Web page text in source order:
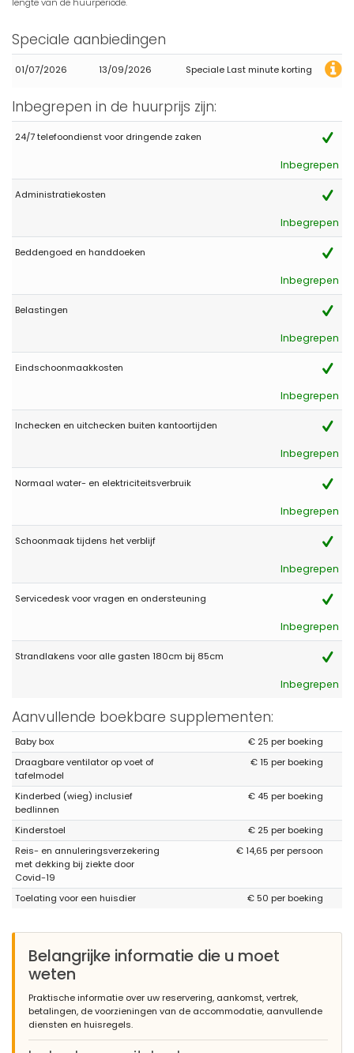
Speciale aanbiedingen
01/07/2026 13/09/2026 Speciale Last minute korting
Inbegrepen in de huurprijs zijn:
24/7 telefoondienst voor dringende zaken
Inbegrepen
Administratiekosten
Inbegrepen
Beddengoed en handdoeken
Inbegrepen
Belastingen
Inbegrepen
Eindschoonmaakkosten
Inbegrepen
Inchecken en uitchecken buiten kantoortijden
Inbegrepen
Normaal water- en elektriciteitsverbruik
Inbegrepen
Schoonmaak tijdens het verblijf
Inbegrepen
Servicedesk voor vragen en ondersteuning
Inbegrepen
Strandlakens voor alle gasten 180cm bij 85cm
Inbegrepen
Aanvullende boekbare supplementen:
Baby box
€ 25 per boeking
Draagbare ventilator op voet of
tafelmodel
€ 15 per boeking
Kinderbed (wieg) inclusief
bedlinnen
€ 45 per boeking
Kinderstoel
€ 25 per boeking
Reis- en annuleringsverzekering
met dekking bij ziekte door
Covid-19
€ 14,65 per persoon
Toelating voor een huisdier € 50 per boeking
Belangrijke informatie die u moet
weten
Praktische informatie over uw reservering, aankomst, vertrek,
betalingen, de voorzieningen van de accommodatie, aanvullende
diensten en huisregels.